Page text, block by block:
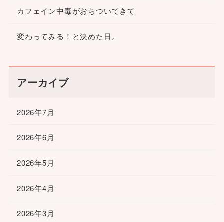
カフェイン中毒がおちついてきて
変わってみる！と決めた日。
アーカイブ
2026年7月
2026年6月
2026年5月
2026年4月
2026年3月